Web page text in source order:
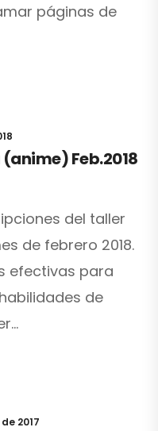
páginas de
Feb.2018
del taller
de febrero 2018.
efectivas para
de
2017